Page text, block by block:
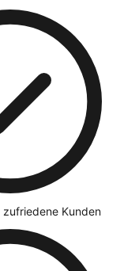
zufriedene Kunden